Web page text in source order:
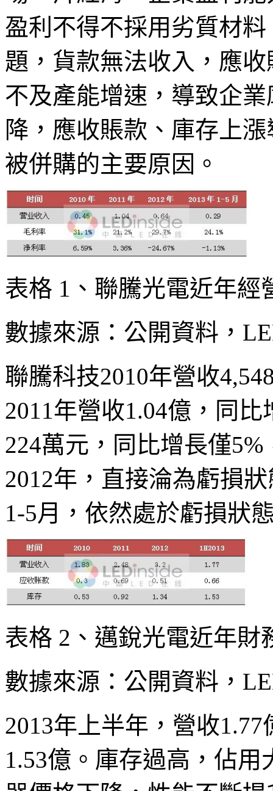
盈利不得不採用劣質材
題，貨款無法收入，應
不及產能增速，導致企
降，應收賬款、庫存上
被併購的主要原因。
表格 1、聯騰光電近年經
數據來源：公開資料，
聯騰科技2010年營收
2011年營收1.04億，同
224萬元，同比增長僅
2012年，直接淪為虧損
1-5月，依然處於虧損狀
表格 2、邁銳光電近年財
數據來源：公開資料，
2013年上半年，營收
1.53億。庫存過高，佔